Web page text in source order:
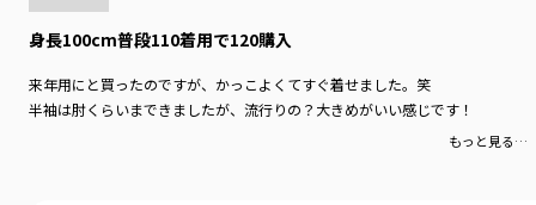
身長100cm普段110着用で120購入
来年用にと買ったのですが、かっこよくてすぐ着せました。笑
半袖は肘くらいまできましたが、流行りの？大きめがいい感じです！
もっと見る…